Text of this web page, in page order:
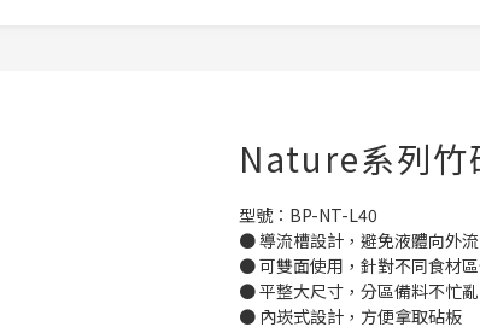
Nature系列竹
型號：BP-NT-L40
● 導流槽設計，避免液體向外
● 可雙面使用，針對不同食材
● 平整大尺寸，分區備料不忙亂
● 內崁式設計，方便拿取砧板